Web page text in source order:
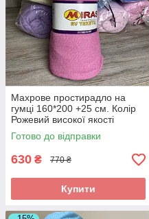
Махрове простирадло на
гумці 160*200 +25 см. Колір
Рожевий високої якості
Готово до відправки
630 ₴ 770 ₴
Купити